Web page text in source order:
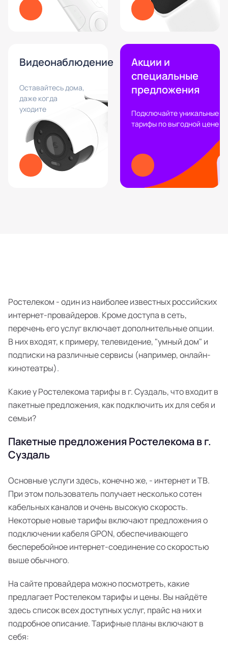
Видеонаблюдение
Оставайтесь дома,
даже когда
уходите
Акции и
специальные
предложения
Подключайте уникальные
тарифы по выгодной цене
Ростелеком - один из наиболее известных российских
интернет-провайдеров. Кроме доступа в сеть,
перечень его услуг включает дополнительные опции.
В них входят, к примеру, телевидение, "умный дом" и
подписки на различные сервисы (например, онлайн-
кинотеатры).
Какие у Ростелекома тарифы в г. Суздаль, что входит в
пакетные предложения, как подключить их для себя и
семьи?
Пакетные предложения Ростелекома в г.
Суздаль
Основные услуги здесь, конечно же, - интернет и ТВ.
При этом пользователь получает несколько сотен
кабельных каналов и очень высокую скорость.
Некоторые новые тарифы включают предложения о
подключении кабеля GPON, обеспечивающего
бесперебойное интернет-соединение со скоростью
выше обычного.
На сайте провайдера можно посмотреть, какие
предлагает Ростелеком тарифы и цены. Вы найдёте
здесь список всех доступных услуг, прайс на них и
подробное описание. Тарифные планы включают в
себя: